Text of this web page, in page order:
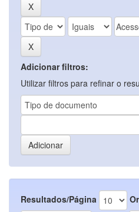
Adicionar filtros:
Utilizar filtros para refinar o
Resultados/Página